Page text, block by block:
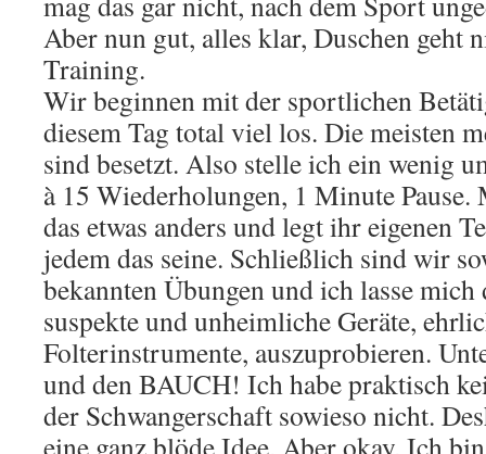
Aber nun gut, alles klar, Duschen geht
Training.
Wir beginnen mit der sportlichen
diesem Tag total viel los. Die meisten
sind besetzt. Also stelle ich ein wenig
à 15 Wiederholungen, 1 Minute
das etwas anders und legt ihr eigenen
jedem das seine. Schließlich sind wir
bekannten Übungen und ich lasse
suspekte und unheimliche Geräte,
Folterinstrumente, auszuprobieren.
und den BAUCH! Ich habe praktisch
der Schwangerschaft sowieso nicht.
eine ganz blöde Idee. Aber okay. Ich